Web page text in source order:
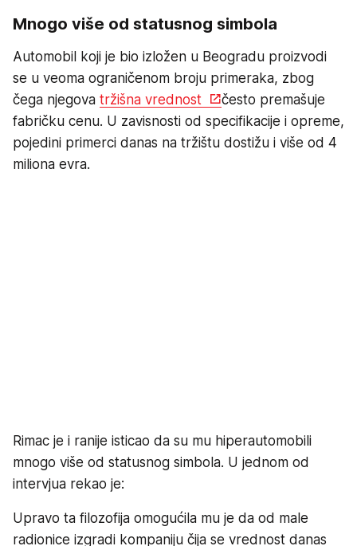
Mnogo više od statusnog simbola
Automobil koji je bio izložen u Beogradu proizvodi
se u veoma ograničenom broju primeraka, zbog
čega njegova tržišna vrednost
često premašuje
fabričku cenu. U zavisnosti od specifikacije i opreme,
pojedini primerci danas na tržištu dostižu i više od 4
miliona evra.
Rimac je i ranije isticao da su mu hiperautomobili
mnogo više od statusnog simbola. U jednom od
intervjua rekao je:
Upravo ta filozofija omogućila mu je da od male
radionice izgradi kompaniju čija se vrednost danas